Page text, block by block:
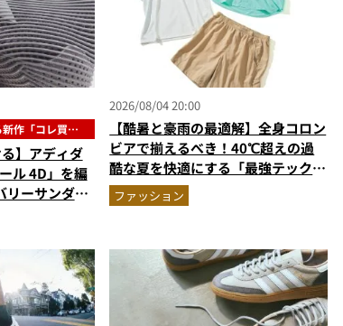
作「コレ買い
る】アディダ
ル 4D」を編
リーサンダル
トスニーカー
2026/08/04 20:00
【酷暑と豪雨の最適解】全身コロン
ビアで揃えるべき！40℃超えの過
酷な夏を快適にする「最強テックウ
エア」セットアップ
ファッション